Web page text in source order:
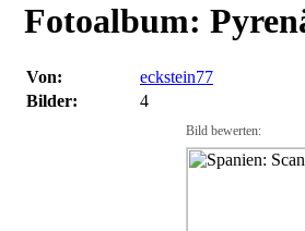
Fotoalbum:
Von:
eckstein77
Bilder:
4
Bild bewerten: